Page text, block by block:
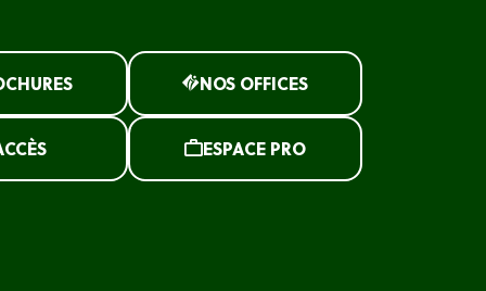
NOS OFFICES
ESPACE PRO